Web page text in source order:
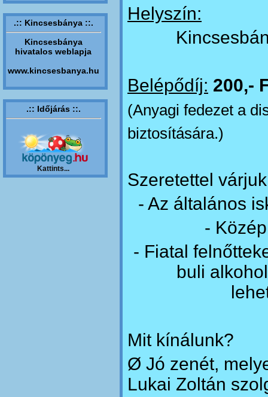
.:: Kincsesbánya ::.
Kincsesbánya
hivatalos weblapja
www.kincsesbanya.hu
.:: Időjárás ::.
Kattints...
Helyszín:
Belépődíj: 200,-
(Anyagi fedezet a
biztosítására.)
Szeretettel
- Az általános
-
- Fiatal
buli
Mit kínálunk?
Ø Jó zenét,
Lukai Zoltán